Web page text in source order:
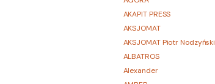
AKAPIT PRESS
AKSJOMAT
AKSJOMAT Piotr Nodzyński
ALBATROS
Alexander